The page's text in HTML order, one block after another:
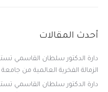
أحدث المقالات
دارة الدكتور سلطان القاسمي
الزمالة الفخرية العالمية من
دارة الدكتور سلطان القاسمي